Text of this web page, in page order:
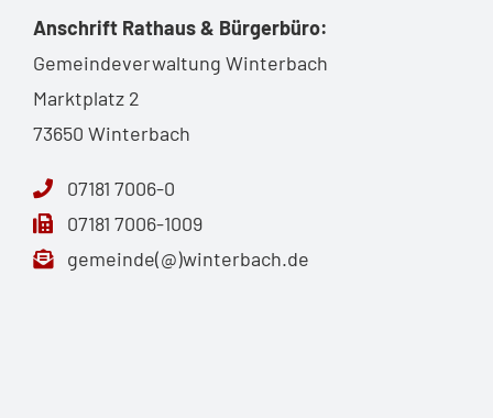
Anschrift Rathaus & Bürgerbüro:
Gemeindeverwaltung Winterbach
Marktplatz 2
73650 Winterbach
07181 7006-0
07181 7006-1009
gemeinde(@)winterbach.de